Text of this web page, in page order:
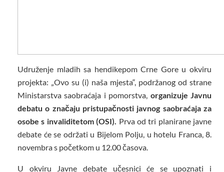
Udruženje mladih sa hendikepom Crne Gore u okviru
projekta: „Ovo su (i) naša mjesta“, podržanog od strane
Ministarstva saobraćaja i pomorstva, organizuje Javnu
debatu o značaju pristupačnosti javnog saobraćaja za
osobe s invaliditetom (OSI). Prva od tri planirane javne
debate će se održati u Bijelom Polju, u hotelu Franca, 8.
novembra s početkom u 12.00 časova.
U okviru Javne debate učesnici će se upoznati i